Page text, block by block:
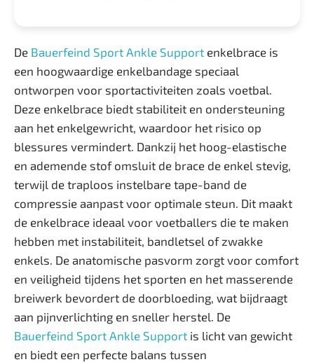
De Bauerfeind Sport Ankle Supportenkelbrace is
een hoogwaardige enkelbandage speciaal
ontworpen voor sportactiviteiten zoals voetbal.
Deze enkelbrace biedt stabiliteit en ondersteuning
aan het enkelgewricht, waardoor het risico op
blessures vermindert. Dankzij het hoog-elastische
en ademende stof omsluit de brace de enkel stevig,
terwijl de traploos instelbare tape-band de
compressie aanpast voor optimale steun. Dit maakt
de enkelbrace ideaal voor voetballers die te maken
hebben met instabiliteit, bandletsel of zwakke
enkels. De anatomische pasvorm zorgt voor comfort
en veiligheid tijdens het sporten en het masserende
breiwerk bevordert de doorbloeding, wat bijdraagt
aan pijnverlichting en sneller herstel. De
Bauerfeind Sport Ankle Supportis licht van gewicht
en biedt een perfecte balans tussen